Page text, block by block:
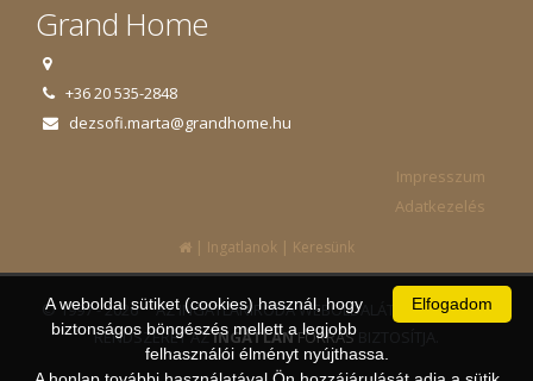
Grand Home
+36 20 535-2848
dezsofi.marta@grandhome.hu
Impresszum
Adatkezelés
| Ingatlanok | Keresünk
© 1997 - 2026 AZ INGATLANIRODA WEBOLDALÁT ÉS ÜGYVITELI
RENDSZERÉT AZINGATLANFORRÁSBIZTOSÍTJA.
Elfogadom
A weboldal sütiket (cookies) használ, hogy
biztonságos böngészés mellett a legjobb
felhasználói élményt nyújthassa.